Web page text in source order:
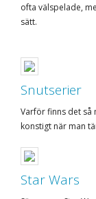
ofta välspelade,
sätt.
Snutserier
Varför finns det så
konstigt när man
Star Wars